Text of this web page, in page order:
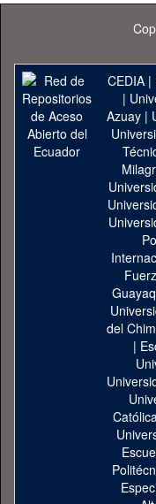
CEDIA|
|
Azuay|
del
|